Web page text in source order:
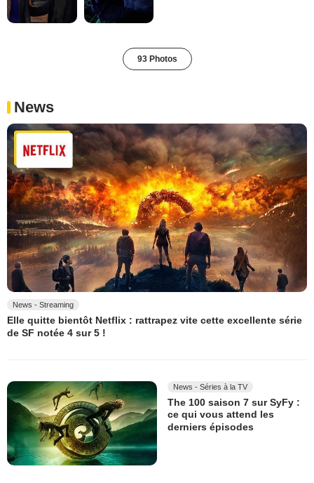
93 Photos
News
News - Streaming
Elle quitte bientôt Netflix : rattrapez vite cette excellente série
de SF notée 4 sur 5 !
News - Séries à la TV
The 100 saison 7 sur SyFy :
ce qui vous attend les
derniers épisodes